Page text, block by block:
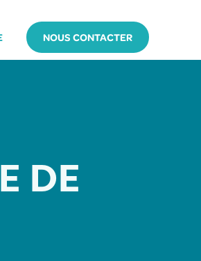
NOUS CONTACTER
DE